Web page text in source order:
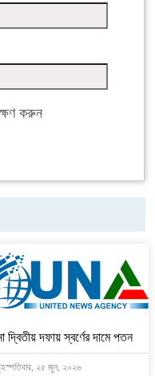
করুন
দ্বিতীয় দফায় স্বর্ণের দামে পতন
২৫ জুন, ২০২৬